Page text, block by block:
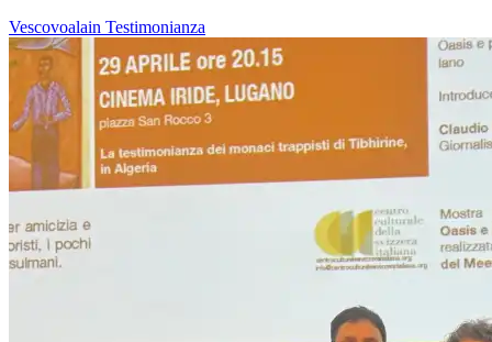
Vescovoalain Testimonianza